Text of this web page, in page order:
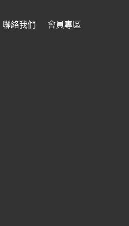
聯絡我們 會員專區